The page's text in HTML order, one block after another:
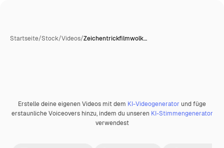
Startseite/Stock/Videos/Zeichentrickfilmwolk…
Erstelle deine eigenen Videos mit dem KI-Videogenerator und füge
erstaunliche Voiceovers hinzu, indem du unseren KI-Stimmengenerator
verwendest